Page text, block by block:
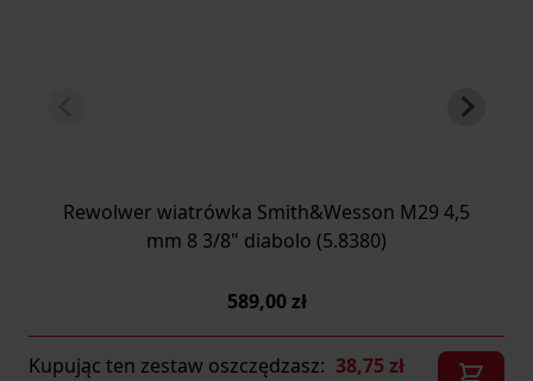
Rewolwer wiatrówka Smith&Wesson M29 4,5
mm 8 3/8" diabolo (5.8380)
589,00 zł
Kupując ten zestaw oszczędzasz: 38,75 zł